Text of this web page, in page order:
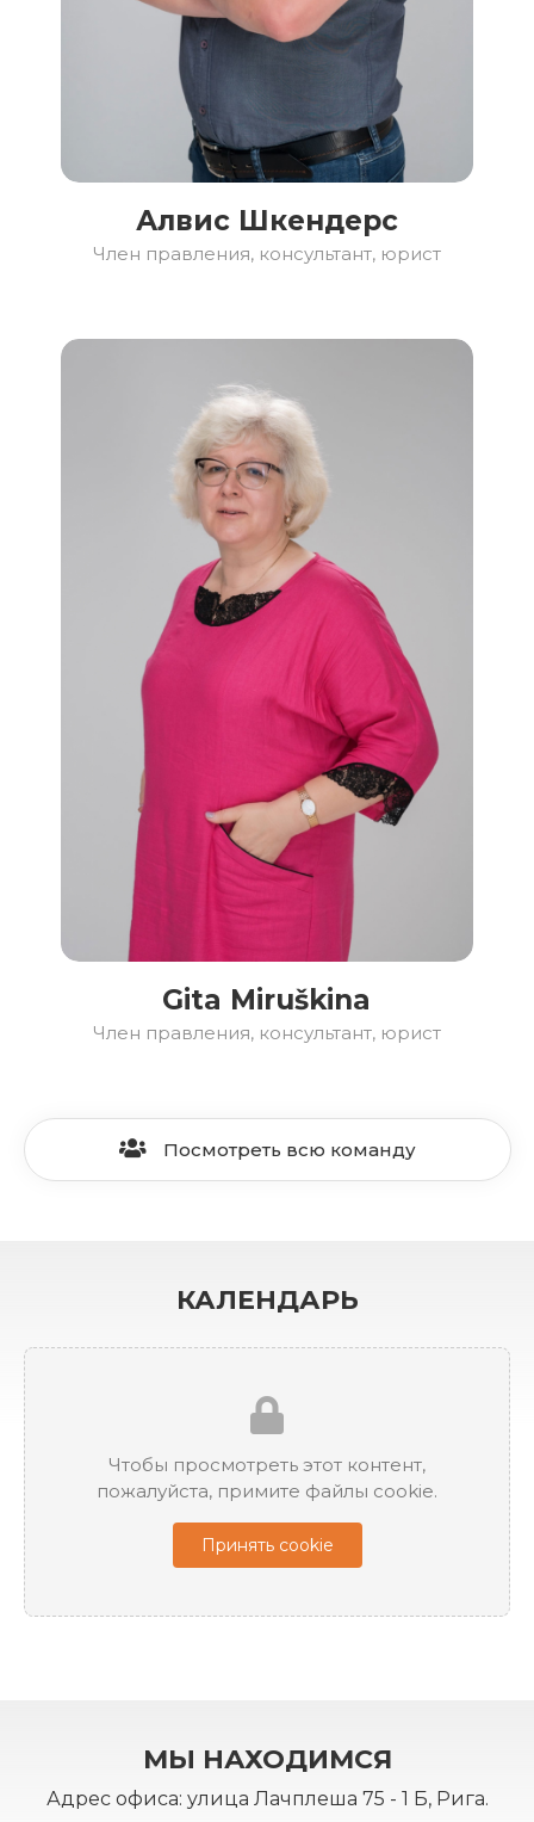
Алвис Шкендерс
Член правления, консультант, юрист
Gita Miruškina
Член правления, консультант, юрист
Посмотреть всю команду
КАЛЕНДАРЬ
Чтобы просмотреть этот контент,
пожалуйста, примите файлы cookie.
Принять cookie
МЫ НАХОДИМСЯ
Адрес офиса: улица Лачплеша 75 - 1 Б, Рига.